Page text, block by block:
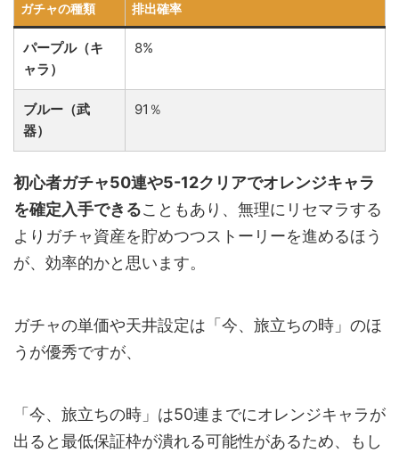
ガチャの種類 排出確率
パープル（キ
ャラ）
8%
ブルー（武
器）
91％
初心者ガチャ50連や5-12クリアでオレンジキャラ
を確定入手できることもあり、無理にリセマラする
よりガチャ資産を貯めつつストーリーを進めるほう
が、効率的かと思います。
ガチャの単価や天井設定は「今、旅立ちの時」のほ
うが優秀ですが、
「今、旅立ちの時」は50連までにオレンジキャラが
出ると最低保証枠が潰れる可能性があるため、もし